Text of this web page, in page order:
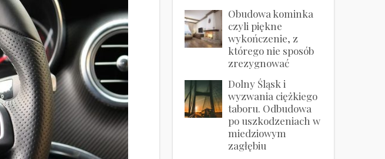
Obudowa kominka
czyli piękne
wykończenie, z
którego nie sposób
zrezygnować
Dolny Śląsk i
wyzwania ciężkiego
taboru. Odbudowa
po uszkodzeniach w
miedziowym
zagłębiu